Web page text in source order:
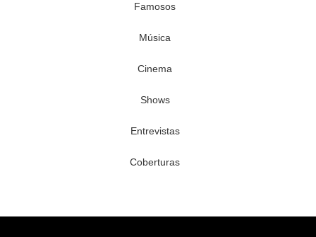
Famosos
Música
Cinema
Shows
Entrevistas
Coberturas